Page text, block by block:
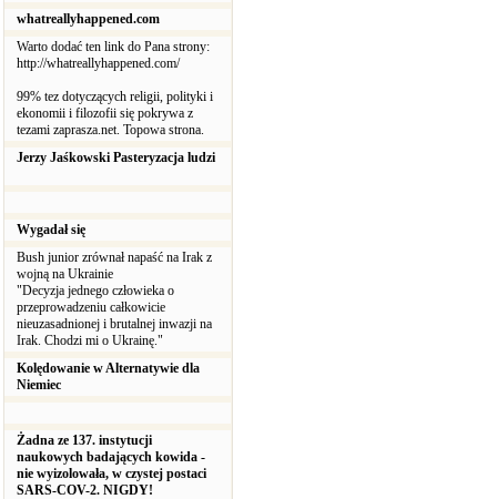
whatreallyhappened.com
Warto dodać ten link do Pana strony:
http://whatreallyhappened.com/
99% tez dotyczących religii, polityki i
ekonomii i filozofii się pokrywa z
tezami zaprasza.net. Topowa strona.
Jerzy Jaśkowski Pasteryzacja ludzi
Wygadał się
Bush junior zrównał napaść na Irak z
wojną na Ukrainie
"Decyzja jednego człowieka o
przeprowadzeniu całkowicie
nieuzasadnionej i brutalnej inwazji na
Irak. Chodzi mi o Ukrainę."
Kolędowanie w Alternatywie dla
Niemiec
Żadna ze 137. instytucji
naukowych badających kowida -
nie wyizolowała, w czystej postaci
SARS-COV-2. NIGDY!